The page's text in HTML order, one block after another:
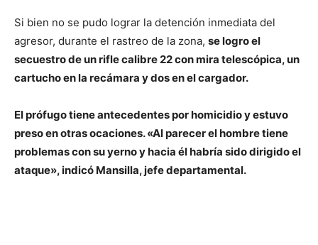
Si bien no se pudo lograr la detención inmediata del
agresor, durante el rastreo de la zona, se logro el
secuestro de un rifle calibre 22 con mira telescópica, un
cartucho en la recámara y dos en el cargador.
El prófugo tiene antecedentes por homicidio y estuvo
preso en otras ocaciones. «Al parecer el hombre tiene
problemas con su yerno y hacia él habría sido dirigido el
ataque», indicó Mansilla, jefe departamental.